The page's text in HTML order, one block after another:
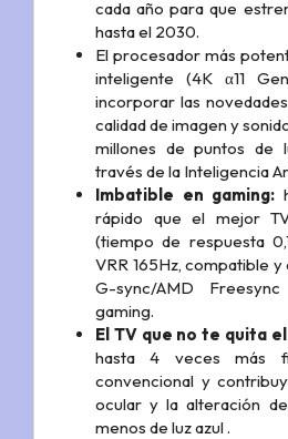
cada año para que
hasta el 2030.
El procesador más
inteligente (4K α11
incorporar las
calidad de imagen y
millones de puntos de
través de la Inteligencia
Imbatible en gaming:
rápido que el mejor
(tiempo de respuesta
VRR 165Hz, compatible
G-sync/AMD
gaming.
El TV que no te quita
hasta 4 veces más
convencional y
ocular y la alteración
menos de luz azul .